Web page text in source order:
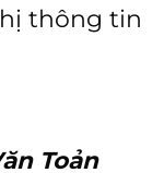
thông tin
Toản